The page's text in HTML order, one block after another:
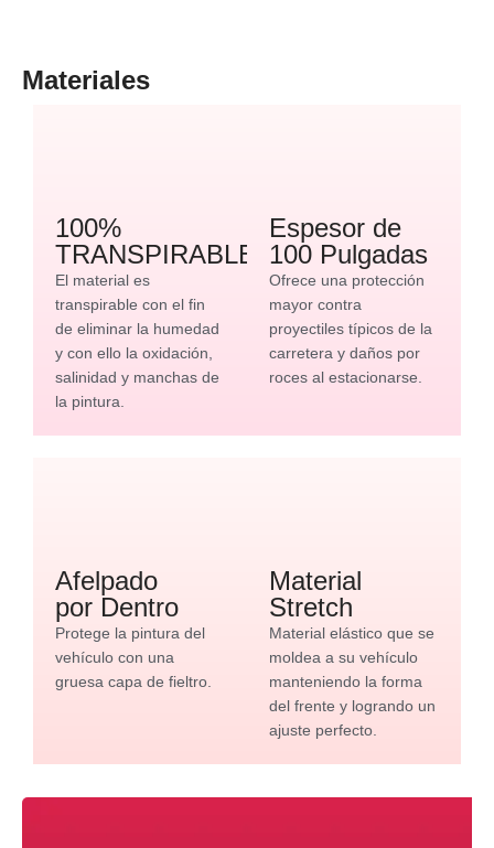
Materiales
100%
TRANSPIRABLE
El material es
transpirable con el fin
de eliminar la humedad
y con ello la oxidación,
salinidad y manchas de
la pintura.
Espesor de
100 Pulgadas
Ofrece una protección
mayor contra
proyectiles típicos de la
carretera y daños por
roces al estacionarse.
Afelpado
por Dentro
Protege la pintura del
vehículo con una
gruesa capa de fieltro.
Material
Stretch
Material elástico que se
moldea a su vehículo
manteniendo la forma
del frente y logrando un
ajuste perfecto.